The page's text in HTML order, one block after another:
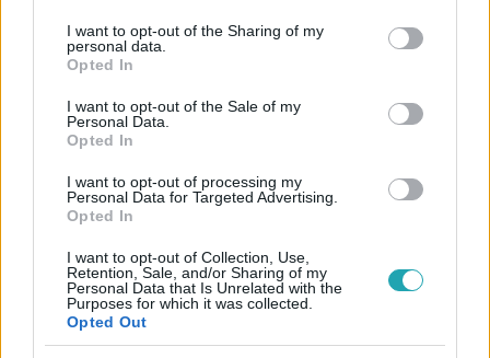
not limited to your visit or usage behaviour. You may click to
grant or deny consent to Google and its third-party tags to
use your data for below specified purposes in below Google
consent section.
I want to opt-out of the Sharing of my
personal data.
Opted In
I want to opt-out of the Sale of my
Personal Data.
Opted In
I want to opt-out of processing my
Personal Data for Targeted Advertising.
Opted In
I want to opt-out of Collection, Use,
Retention, Sale, and/or Sharing of my
Personal Data that Is Unrelated with the
Purposes for which it was collected.
Opted Out
Népszerű